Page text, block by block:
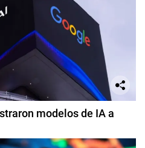
modelos de IA a